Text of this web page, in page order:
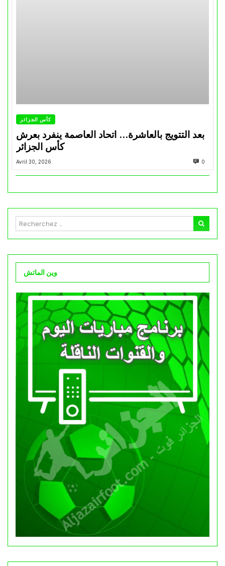
كأس الجزائر
بعد التتويج بالعاشرة… اتحاد العاصمة ينفرد بعرش
كأس الجزائر
Avril 30, 2026 0
وين الماتش